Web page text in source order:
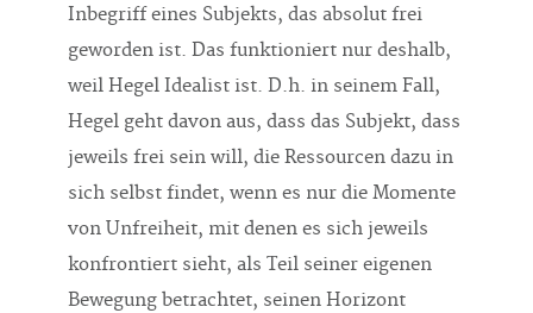
Inbegriff eines Subjekts, das absolut frei
geworden ist. Das funktioniert nur deshalb,
weil Hegel Idealist ist. D.h. in seinem Fall,
Hegel geht davon aus, dass das Subjekt, dass
jeweils frei sein will, die Ressourcen dazu in
sich selbst findet, wenn es nur die Momente
von Unfreiheit, mit denen es sich jeweils
konfrontiert sieht, als Teil seiner eigenen
Bewegung betrachtet, seinen Horizont